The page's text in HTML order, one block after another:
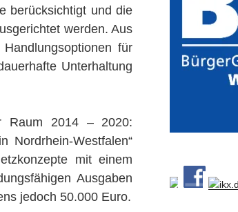
berücksichtigt und die
werden. Aus
für
Unterhaltung
Raum 2014 – 2020:
Nordrhein-Westfalen“
mit einem
Ausgaben
jedoch 50.000 Euro.